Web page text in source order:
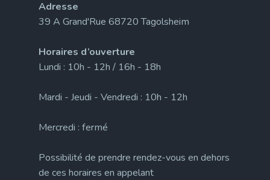
Adresse
39 A Grand'Rue 68720 Tagolsheim
Horaires d’ouverture
Lundi : 10h - 12h / 16h - 18h
Mardi - Jeudi - Vendredi : 10h - 12h
Mercredi : fermé
Possibilité de prendre rendez-vous en dehors
de ces horaires en appelant